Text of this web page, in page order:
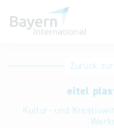
Anmeldung
Unternehmen
Zurück
eitel
Kultur- und